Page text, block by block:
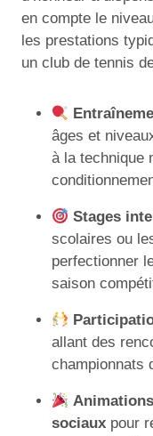
en compte le
les prestations
un club de tennis
âges et
à la technique
Stages
scolaires ou
perfectionner
saison
allant des
championnats
sociaux pour